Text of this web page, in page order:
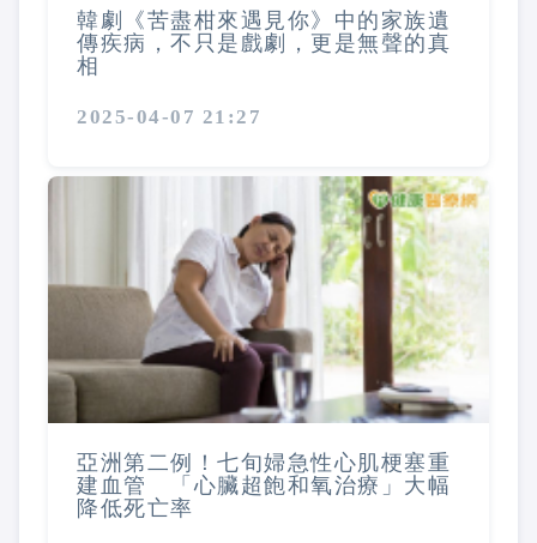
韓劇《苦盡柑來遇見你》中的家族遺
傳疾病，不只是戲劇，更是無聲的真
相
2025-04-07 21:27
亞洲第二例！七旬婦急性心肌梗塞重
建血管 「心臟超飽和氧治療」大幅
降低死亡率